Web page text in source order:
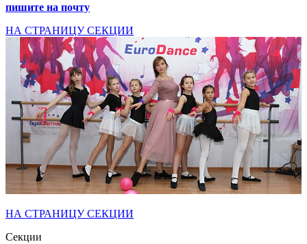
пишите на почту
НА СТРАНИЦУ СЕКЦИИ
НА СТРАНИЦУ СЕКЦИИ
Секции